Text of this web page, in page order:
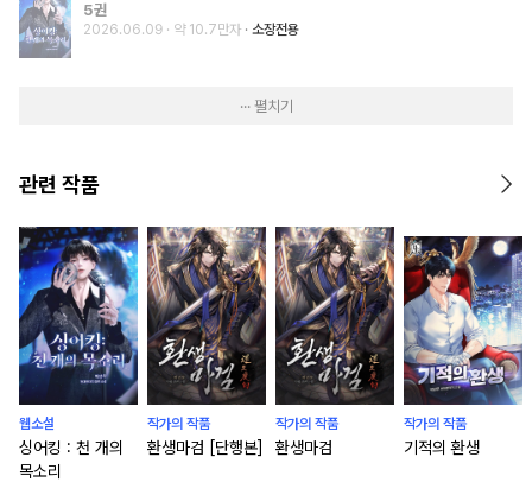
5권
2026.06.09 · 약 10.7만자 소장전용
··· 펼치기
관련 작품
웹소설
싱어킹 : 천 개의
목소리
작가의 작품
환생마검 [단행본]
작가의 작품
환생마검
작가의 작품
기적의 환생